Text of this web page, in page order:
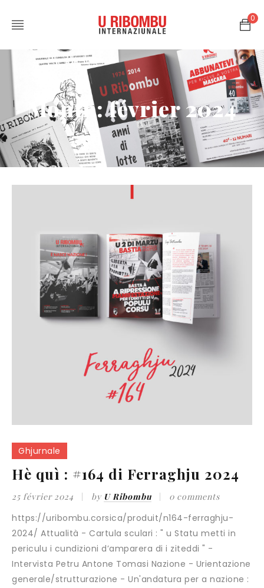
0
Month: février 2024
Ghjurnale
Hè quì : #164 di Ferraghju 2024
25 février 2024 by U Ribombu 0 comments
https://uribombu.corsica/produit/n164-ferraghju-
2024/ Attualità - Cartula sculari : " u Statu metti in
periculu i cundizioni d’amparera di i ziteddi " -
Intervista Petru Antone Tomasi Nazione - Urientazione
generale/strutturazione - Un'andatura per a nazione :